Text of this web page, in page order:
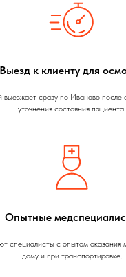
Выезд к клиенту для
выезжает сразу по Иваново после
уточнения состояния пациента.
Опытные
специалисты с опытом
дому и при транспортировке.